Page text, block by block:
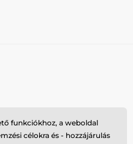
funkciókhoz, a weboldal
célokra és - hozzájárulás